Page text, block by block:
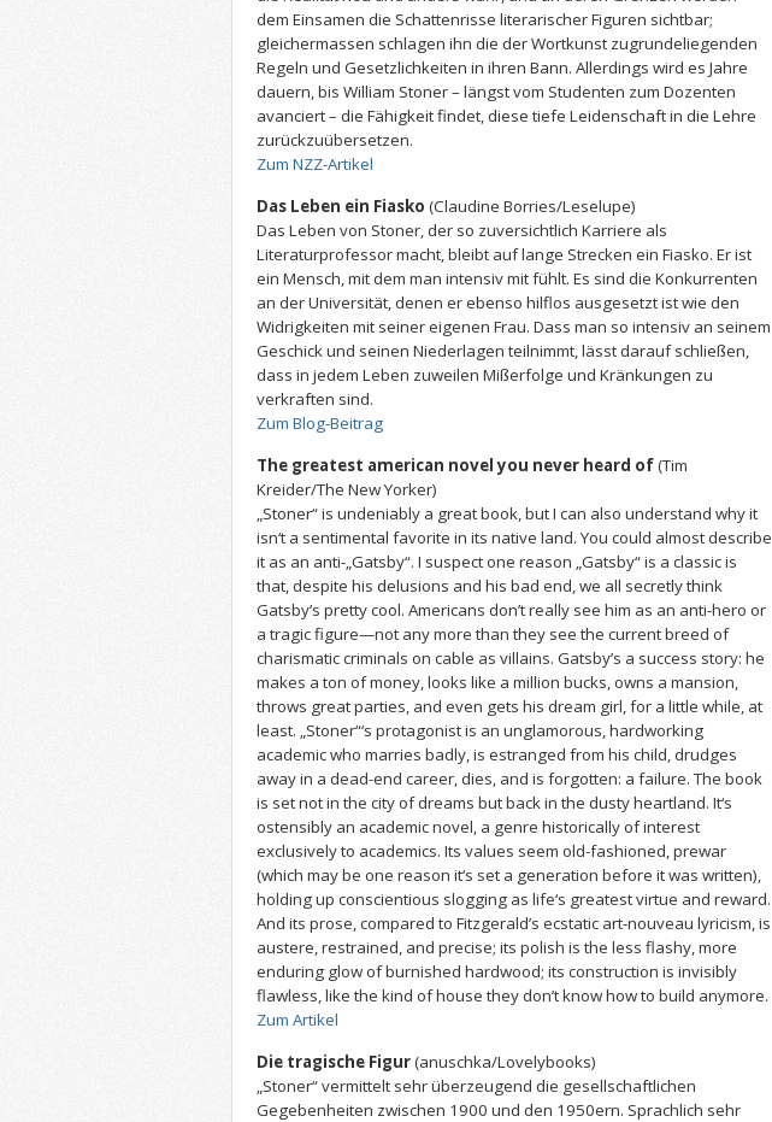
dem Einsamen die Schattenrisse literarischer Figuren sichtbar;
gleichermassen schlagen ihn die der Wortkunst zugrundeliegenden
Regeln und Gesetzlichkeiten in ihren Bann. Allerdings wird es Jahre
dauern, bis William Stoner – längst vom Studenten zum Dozenten
avanciert – die Fähigkeit findet, diese tiefe Leidenschaft in die Lehre
zurückzuübersetzen.
Zum NZZ-Artikel
Das Leben ein Fiasko (Claudine Borries/Leselupe)
Das Leben von Stoner, der so zuversichtlich Karriere als
Literaturprofessor macht, bleibt auf lange Strecken ein Fiasko. Er ist
ein Mensch, mit dem man intensiv mit fühlt. Es sind die Konkurrenten
an der Universität, denen er ebenso hilflos ausgesetzt ist wie den
Widrigkeiten mit seiner eigenen Frau. Dass man so intensiv an seinem
Geschick und seinen Niederlagen teilnimmt, lässt darauf schließen,
dass in jedem Leben zuweilen Mißerfolge und Kränkungen zu
verkraften sind.
Zum Blog-Beitrag
The greatest american novel you never heard of(Tim
Kreider/The New Yorker)
„Stoner“ is undeniably a great book, but I can also understand why it
isn‘t a sentimental favorite in its native land. You could almost describe
it as an anti-„Gatsby“. I suspect one reason „Gatsby“ is a classic is
that, despite his delusions and his bad end, we all secretly think
Gatsby’s pretty cool. Americans don’t really see him as an anti-hero or
a tragic figure—not any more than they see the current breed of
charismatic criminals on cable as villains. Gatsby’s a success story: he
makes a ton of money, looks like a million bucks, owns a mansion,
throws great parties, and even gets his dream girl, for a little while, at
least. „Stoner“‘s protagonist is an unglamorous, hardworking
academic who marries badly, is estranged from his child, drudges
away in a dead-end career, dies, and is forgotten: a failure. The book
is set not in the city of dreams but back in the dusty heartland. It‘s
ostensibly an academic novel, a genre historically of interest
exclusively to academics. Its values seem old-fashioned, prewar
(which may be one reason it‘s set a generation before it was written),
holding up conscientious slogging as life‘s greatest virtue and reward.
And its prose, compared to Fitzgerald’s ecstatic art-nouveau lyricism, is
austere, restrained, and precise; its polish is the less flashy, more
enduring glow of burnished hardwood; its construction is invisibly
flawless, like the kind of house they don’t know how to build anymore.
Zum Artikel
Die tragische Figur(anuschka/Lovelybooks)
„Stoner“ vermittelt sehr überzeugend die gesellschaftlichen
Gegebenheiten zwischen 1900 und den 1950ern. Sprachlich sehr